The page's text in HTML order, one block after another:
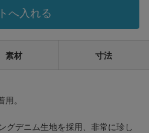
へ入れる
素材 寸法
。
グデニム生地を採用、非常に珍し